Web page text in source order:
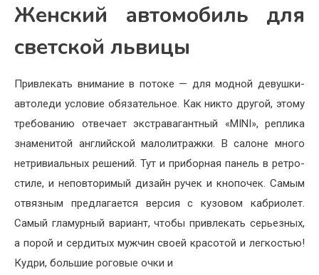
Женский автомобиль для
светской львицы
Привлекать внимание в пото­ке — для модной девушки-
автоледи усло­вие обязательное. Как никто другой, этому
требованию отвечает экстравагантный «MINI», реплика
знаменитой англий­ской малолитражки. В салоне много
нетривиальных реше­ний. Тут и приборная панель в ретро-
стиле, и неповтори­мый дизайн ручек и кно­почек. Самым
отвязным предлагается версия с кузовом кабриолет.
Самый гламурный вариант, чтобы привлекать серьезных,
а порой и сердитых мужчин своей красотой и легкостью!
Кудри, большие роговые очки и